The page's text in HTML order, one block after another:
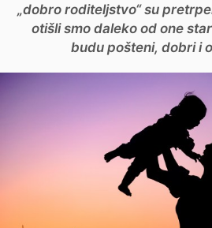
„dobro roditeljstvo“ su
otišli smo daleko od one
budu pošteni, dobri i